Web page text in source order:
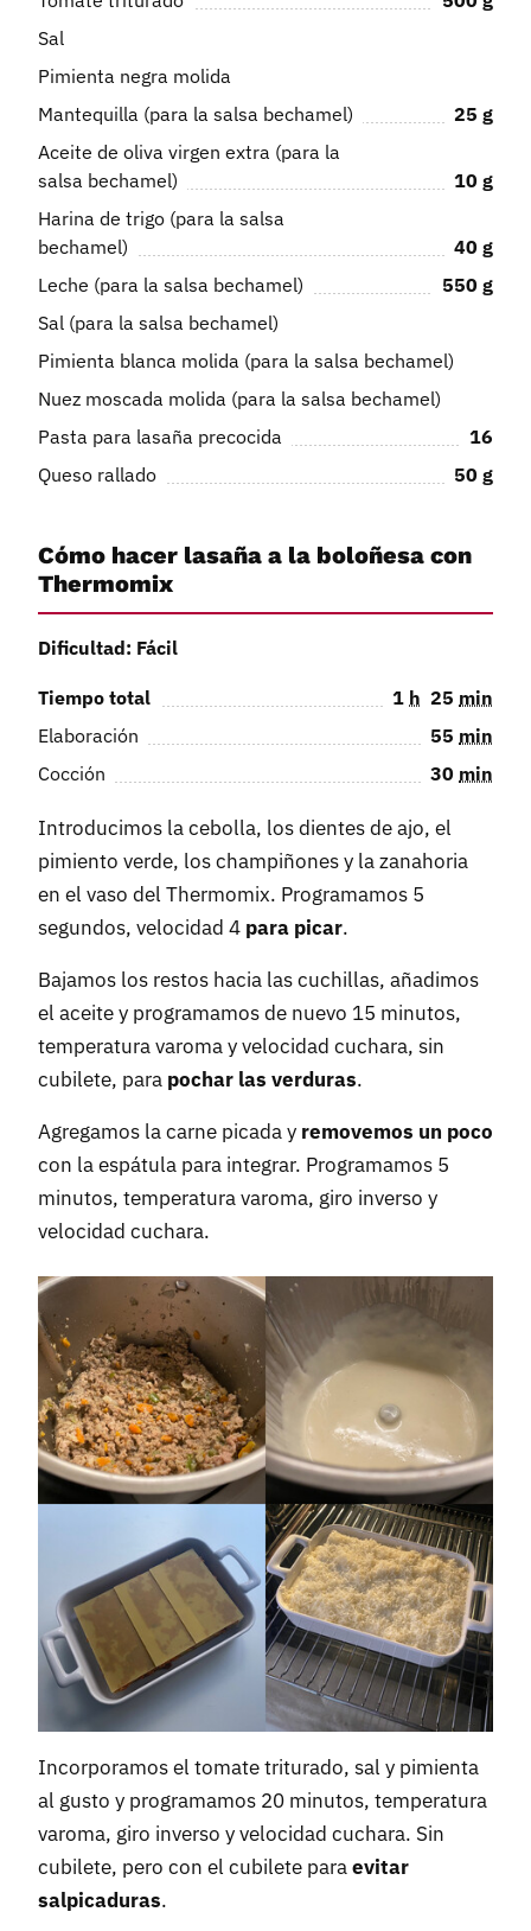
Sal
Pimienta negra molida
Mantequilla (para la salsa bechamel)
25 g
Aceite de oliva virgen extra (para la
salsa bechamel)
10 g
Harina de trigo (para la salsa
bechamel)
40 g
Leche (para la salsa bechamel)
550 g
Sal (para la salsa bechamel)
Pimienta blanca molida (para la salsa bechamel)
Nuez moscada molida (para la salsa bechamel)
Pasta para lasaña precocida
16
Queso rallado
50 g
Cómo hacer lasaña a la boloñesa con
Thermomix
Dificultad: Fácil
Tiempo total 1 h 25 min
Elaboración
55 min
Cocción
30 min
Introducimos la cebolla, los dientes de ajo, el
pimiento verde, los champiñones y la zanahoria
en el vaso del Thermomix. Programamos 5
segundos, velocidad 4 para picar.
Bajamos los restos hacia las cuchillas, añadimos
el aceite y programamos de nuevo 15 minutos,
temperatura varoma y velocidad cuchara, sin
cubilete, para pochar las verduras.
Agregamos la carne picada y removemos un poco
con la espátula para integrar. Programamos 5
minutos, temperatura varoma, giro inverso y
velocidad cuchara.
Incorporamos el tomate triturado, sal y pimienta
al gusto y programamos 20 minutos, temperatura
varoma, giro inverso y velocidad cuchara. Sin
cubilete, pero con el cubilete paraevitar
salpicaduras.